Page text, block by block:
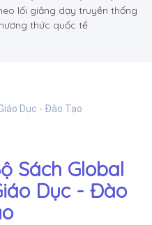
lối giảng dạy truyền thống
thức quốc tế
Dục - Đào Tạo
Sách Global
Dục - Đào